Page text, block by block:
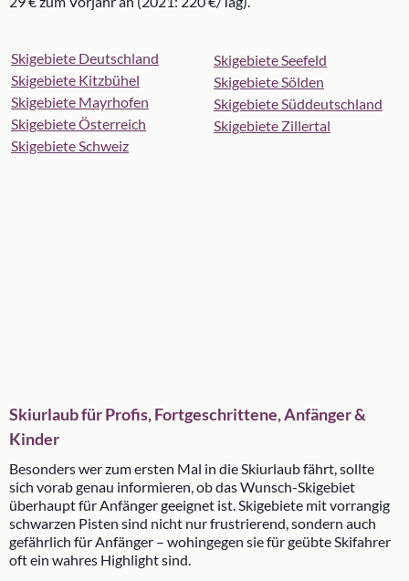
Skigebiete Deutschland
Skigebiete Kitzbühel
Skigebiete Mayrhofen
Skigebiete Österreich
Skigebiete Schweiz
Skigebiete Seefeld
Skigebiete Sölden
Skigebiete Süddeutschland
Skigebiete Zillertal
Skiurlaub für Profis, Fortgeschrittene, Anfänger &
Kinder
Besonders wer zum ersten Mal in die Skiurlaub fährt, sollte
sich vorab genau informieren, ob das Wunsch-Skigebiet
überhaupt für Anfänger geeignet ist. Skigebiete mit vorrangig
schwarzen Pisten sind nicht nur frustrierend, sondern auch
gefährlich für Anfänger – wohingegen sie für geübte Skifahrer
oft ein wahres Highlight sind.